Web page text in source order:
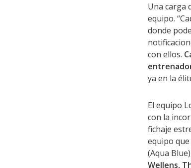
Una carga
equipo.
donde
con ellos.
ya en la
El equipo
con la
fichaje
equipo
(Aqua
Wellens,